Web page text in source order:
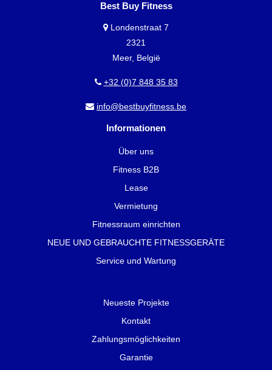
Best Buy Fitness
Londenstraat 7
2321
Meer, België
+32 (0)7 848 35 83
info@bestbuyfitness.be
Informationen
Über uns
Fitness B2B
Lease
Vermietung
Fitnessraum einrichten
NEUE UND GEBRAUCHTE FITNESSGERÄTE
Service und Wartung
Neueste Projekte
Kontakt
Zahlungsmöglichkeiten
Garantie